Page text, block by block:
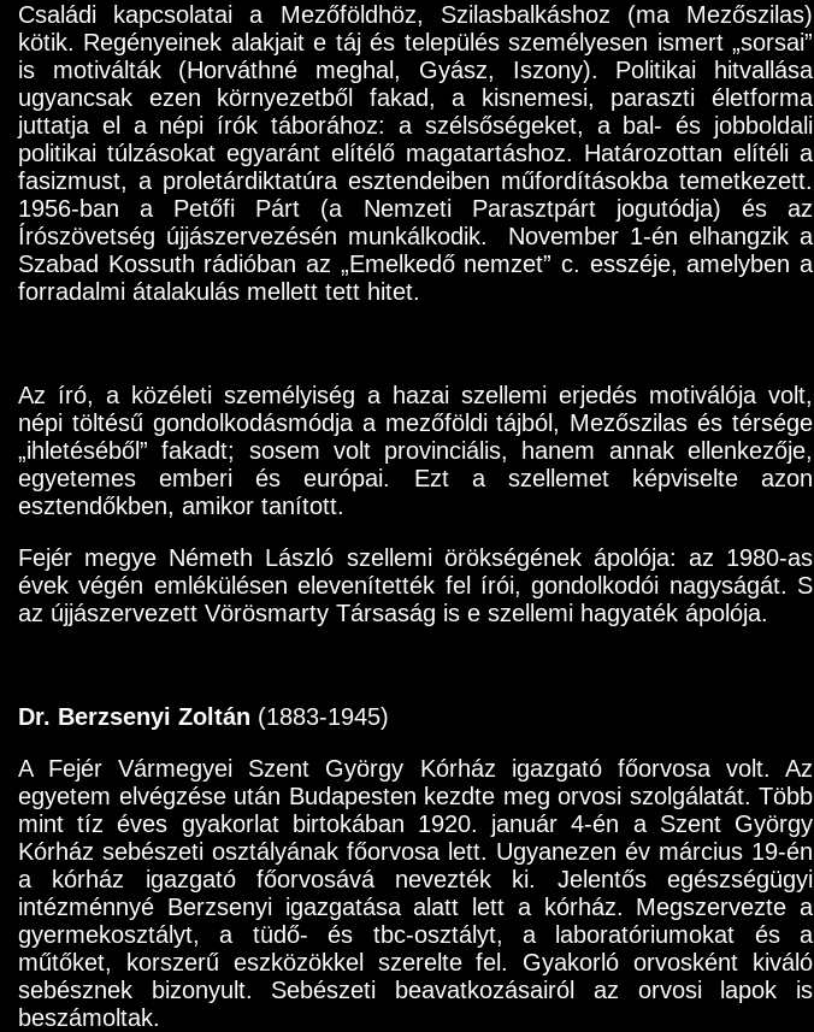
Családi kapcsolatai a Mezőföldhöz, Szilasbalkáshoz (ma Mezőszilas)
kötik. Regényeinek alakjait e táj és település személyesen ismert „sorsai”
is motiválták (Horváthné meghal, Gyász, Iszony). Politikai hitvallása
ugyancsak ezen környezetből fakad, a kisnemesi, paraszti életforma
juttatja el a népi írók táborához: a szélsőségeket, a bal- és jobboldali
politikai túlzásokat egyaránt elítélő magatartáshoz. Határozottan elítéli a
fasizmust, a proletárdiktatúra esztendeiben műfordításokba temetkezett.
1956-ban a Petőfi Párt (a Nemzeti Parasztpárt jogutódja) és az
Írószövetség újjászervezésén munkálkodik. November 1-én elhangzik a
Szabad Kossuth rádióban az „Emelkedő nemzet” c. esszéje, amelyben a
forradalmi átalakulás mellett tett hitet.
Az író, a közéleti személyiség a hazai szellemi erjedés motiválója volt,
népi töltésű gondolkodásmódja a mezőföldi tájból, Mezőszilas és térsége
„ihletéséből” fakadt; sosem volt provinciális, hanem annak ellenkezője,
egyetemes emberi és európai. Ezt a szellemet képviselte azon
esztendőkben, amikor tanított.
Fejér megye Németh László szellemi örökségének ápolója: az 1980-as
évek végén emlékülésen elevenítették fel írói, gondolkodói nagyságát. S
az újjászervezett Vörösmarty Társaság is e szellemi hagyaték ápolója.
Dr. Berzsenyi Zoltán (1883-1945)
A Fejér Vármegyei Szent György Kórház igazgató főorvosa volt. Az
egyetem elvégzése után Budapesten kezdte meg orvosi szolgálatát. Több
mint tíz éves gyakorlat birtokában 1920. január 4-én a Szent György
Kórház sebészeti osztályának főorvosa lett. Ugyanezen év március 19-én
a kórház igazgató főorvosává nevezték ki. Jelentős egészségügyi
intézménnyé Berzsenyi igazgatása alatt lett a kórház. Megszervezte a
gyermekosztályt, a tüdő- és tbc-osztályt, a laboratóriumokat és a
műtőket, korszerű eszközökkel szerelte fel. Gyakorló orvosként kiváló
sebésznek bizonyult. Sebészeti beavatkozásairól az orvosi lapok is
beszámoltak.